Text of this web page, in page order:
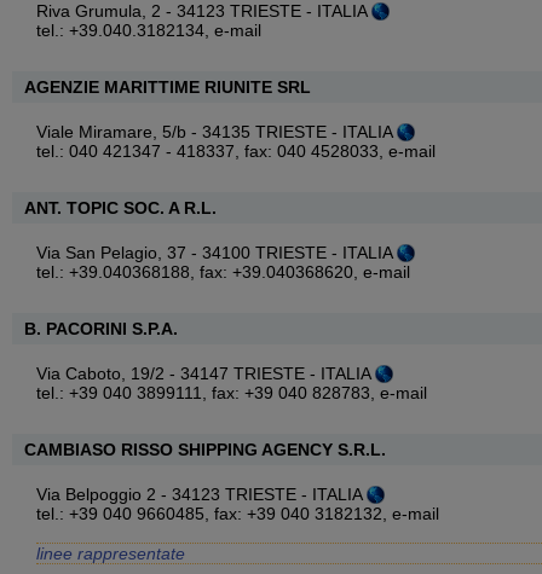
Riva Grumula, 2 - 34123 TRIESTE - ITALIA
tel.: +39.040.3182134, e-mail
AGENZIE MARITTIME RIUNITE SRL
Viale Miramare, 5/b - 34135 TRIESTE - ITALIA
tel.: 040 421347 - 418337, fax: 040 4528033, e-mail
ANT. TOPIC SOC. A R.L.
Via San Pelagio, 37 - 34100 TRIESTE - ITALIA
tel.: +39.040368188, fax: +39.040368620, e-mail
B. PACORINI S.P.A.
Via Caboto, 19/2 - 34147 TRIESTE - ITALIA
tel.: +39 040 3899111, fax: +39 040 828783, e-mail
CAMBIASO RISSO SHIPPING AGENCY S.R.L.
Via Belpoggio 2 - 34123 TRIESTE - ITALIA
tel.: +39 040 9660485, fax: +39 040 3182132, e-mail
linee rappresentate